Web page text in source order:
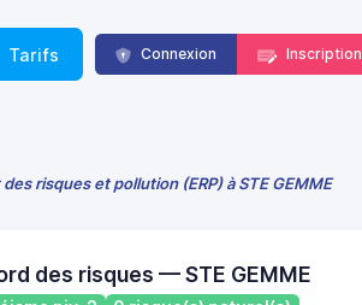
Tarifs Connexion Inscription
risques et pollution (ERP) à STE GEMME
des risques — STE GEMME